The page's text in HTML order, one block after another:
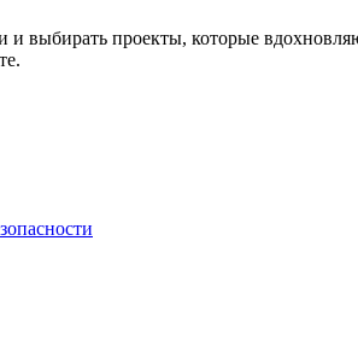
и выбирать проекты, которые